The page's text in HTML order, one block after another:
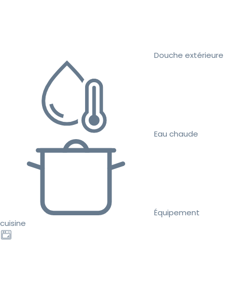
Douche extérieure
Eau chaude
Équipement
cuisine